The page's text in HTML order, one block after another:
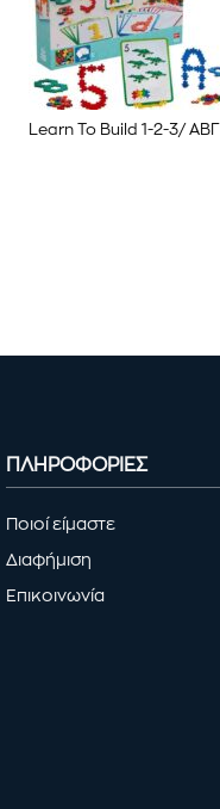
Learn To Build 1-2-3/ ΑΒΓ
ΠΛΗΡΟΦΟΡΙΕΣ
Ποιοί είμαστε
Διαφήμιση
Επικοινωνία